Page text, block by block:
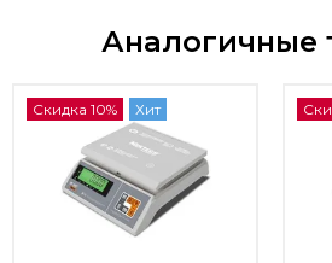
Аналогичные
Скидка 10% Хит